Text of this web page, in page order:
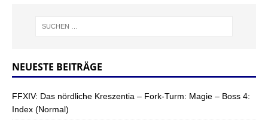
NEUESTE BEITRÄGE
FFXIV: Das nördliche Kreszentia – Fork-Turm: Magie – Boss 4:
Index (Normal)